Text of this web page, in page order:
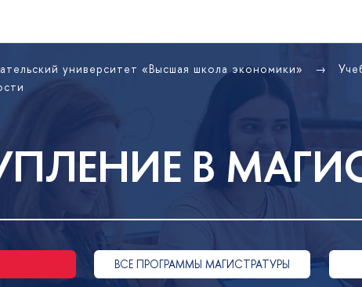
университет «Высшая школа экономики»
В
ВСЕ ПРОГРАММЫ МАГИСТРАТУРЫ